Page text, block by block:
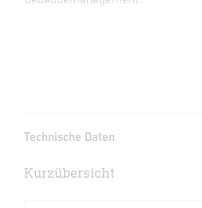
Technische Daten
Kurzübersicht